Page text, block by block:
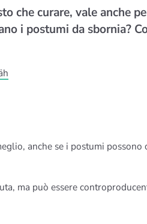
che curare, vale anche
i postumi da sbornia?
anche se i postumi
ma può essere